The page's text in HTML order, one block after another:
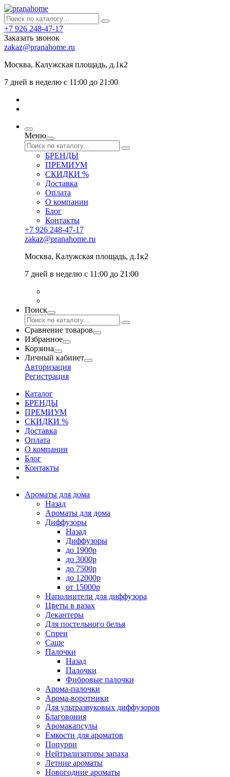
+7 926 248-47-17
Заказать звонок
zakaz@pranahome.ru
Москва, Калужская площадь, д.1к2
7 дней в неделю с 11:00 до 21:00
Меню
БРЕНДЫ
ПРЕМИУМ
СКИДКИ %
Доставка
Оплата
О компании
Блог
Контакты
+7 926 248-47-17
zakaz@pranahome.ru
Москва, Калужская площадь, д.1к2
7 дней в неделю с 11:00 до 21:00
Поиск
Сравнение товаров
Избранное
Корзина
Личный кабинет
Авторизация
Регистрация
Каталог
БРЕНДЫ
ПРЕМИУМ
СКИДКИ %
Доставка
Оплата
О компании
Блог
Контакты
Ароматы для дома
Назад
Ароматы для дома
Диффузоры
Назад
Диффузоры
до 1900р
до 3000р
до 7500р
до 12000р
от 15000р
Наполнители для диффузора
Цветы в вазах
Декантеры
Для постельного белья
Спреи
Саше
Палочки
Назад
Палочки
Фибровые палочки
Арома-палочки
Арома-воротники
Для ультразвуковых диффузоров
Благовония
Аромакапсулы
Емкости для ароматов
Попурри
Нейтрализаторы запаха
Летние ароматы
Новогодние ароматы